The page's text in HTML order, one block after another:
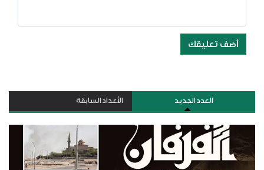
أضف تعليقك
العدد الجديد الأعداد السابقة